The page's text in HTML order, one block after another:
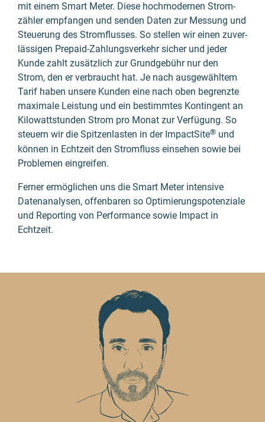
mit einem Smart Meter. Diese hoch­modernen Strom­
zähler empfangen und senden Daten zur Messung und
Steuerung des Strom­flusses. So stellen wir einen zuver­
lässigen Prepaid-Zahlungs­verkehr sicher und jeder
Kunde zahlt zusätz­lich zur Grund­gebühr nur den
Strom, den er verbraucht hat. Je nach ausge­wähltem
Tarif haben unsere Kunden eine nach oben begrenzte
maximale Leistung und ein bestimmtes Kontingent an
Kilo­watt­stunden Strom pro Monat zur Verfü­gung. So
steuern wir die Spitzen­lasten in der ImpactSite® und
können in Echt­zeit den Strom­fluss einsehen sowie bei
Problemen eingreifen.
Ferner ermög­lichen uns die Smart Meter intensive
Daten­analysen, offen­baren so Opti­mierungs­potenziale
und Reporting von Performance sowie Impact in
Echtzeit.